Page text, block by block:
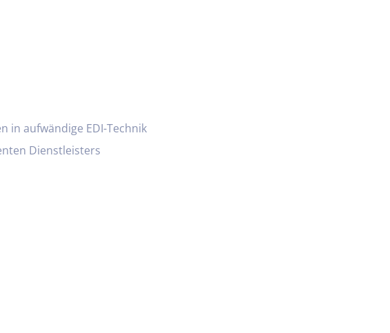
in aufwändige EDI-Technik
Dienstleisters